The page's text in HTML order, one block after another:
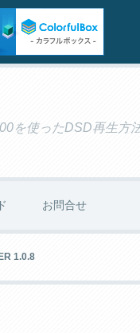
を使ったDSD再生方
お問合せ
1.0.8